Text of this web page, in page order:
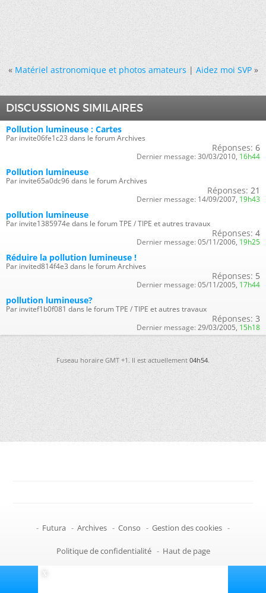
« Matériel astronomique et photos amateurs|Aidez moi SVP »
DISCUSSIONS SIMILAIRES
Pollution lumineuse : Cartes
Par invite06fe1c23 dans le forum Archives
Réponses: 6
Dernier message: 30/03/2010, 16h44
Pollution lumineuse
Par invite65a0dc96 dans le forum Archives
Réponses: 21
Dernier message: 14/09/2007, 19h43
pollution lumineuse
Par invite1385974e dans le forum TPE / TIPE et autres travaux
Réponses: 4
Dernier message: 05/11/2006, 19h25
Réduire la pollution lumineuse !
Par invited814f4e3 dans le forum Archives
Réponses: 5
Dernier message: 05/11/2005, 17h44
pollution lumineuse?
Par invitef1b0f081 dans le forum TPE / TIPE et autres travaux
Réponses: 3
Dernier message: 29/03/2005, 15h18
Fuseau horaire GMT +1. Il est actuellement04h54.
- Futura - Archives - Conso - Gestion des cookies -
Politique de confidentialité - Haut de page